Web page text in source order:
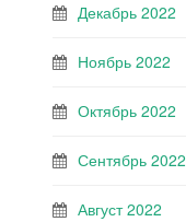
Декабрь 2022
Ноябрь 2022
Октябрь 2022
Сентябрь 2022
Август 2022